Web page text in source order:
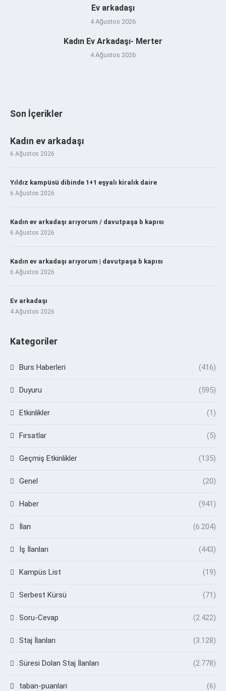
Ev arkadaşı
4 Ağustos 2026
Kadın Ev Arkadaşı- Merter
4 Ağustos 2026
Son İçerikler
Kadın ev arkadaşı
6 Ağustos 2026
Yıldız kampüsü dibinde 1+1 eşyalı kiralık daire
6 Ağustos 2026
Kadın ev arkadaşı arıyorum / davutpaşa b kapısı
6 Ağustos 2026
Kadın ev arkadaşı arıyorum | davutpaşa b kapısı
6 Ağustos 2026
Ev arkadaşı
4 Ağustos 2026
Kategoriler
Burs Haberleri (416)
Duyuru (595)
Etkinlikler (1)
Fırsatlar (5)
Geçmiş Etkinlikler (135)
Genel (20)
Haber (941)
İlan (6.204)
İş İlanları (443)
Kampüs List (19)
Serbest Kürsü (71)
Soru-Cevap (2.422)
Staj İlanları (3.128)
Süresi Dolan Staj İlanları (2.778)
taban-puanlari (6)